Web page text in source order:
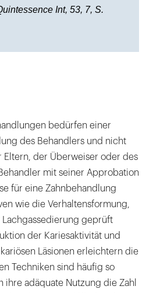
Int, 53, 7, S.
bedürfen einer
des Behandlers und nicht
Eltern, der Überweiser oder des
mit seiner Approbation
für eine Zahnbehandlung
wie die Verhaltensformung,
Lachgassedierung geprüft
der Kariesaktivität und
Läsionen erleichtern die
Techniken sind häufig so
adäquate Nutzung die Zahl